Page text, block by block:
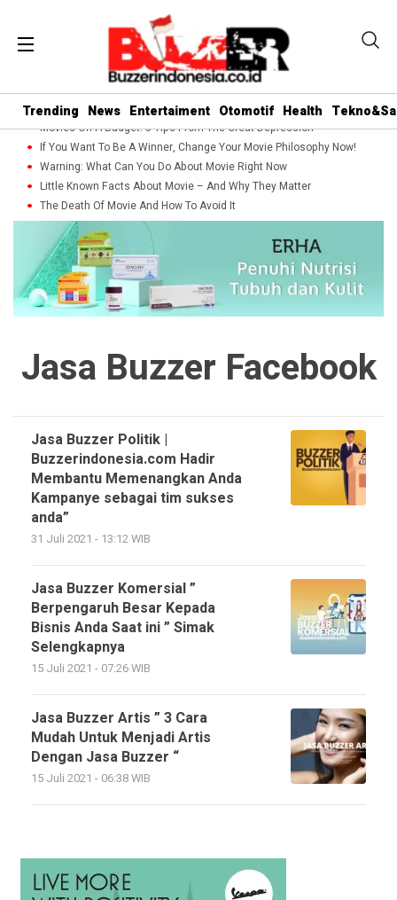
Trending News Entertaiment Otomotif Health
Movies On A Budget: 5 Tips From The Great Depression
If You Want To Be A Winner, Change Your Movie Philosophy Now!
Warning: What Can You Do About Movie Right Now
Little Known Facts About Movie – And Why They Matter
The Death Of Movie And How To Avoid It
Jasa Buzzer Facebook
Jasa Buzzer Politik |
Buzzerindonesia.com Hadir
Membantu Memenangkan Anda
Kampanye sebagai tim sukses
anda”
31 Juli 2021 - 13:12 WIB
Jasa Buzzer Komersial ”
Berpengaruh Besar Kepada
Bisnis Anda Saat ini ” Simak
Selengkapnya
15 Juli 2021 - 07:26 WIB
Jasa Buzzer Artis ” 3 Cara
Mudah Untuk Menjadi Artis
Dengan Jasa Buzzer “
15 Juli 2021 - 06:38 WIB